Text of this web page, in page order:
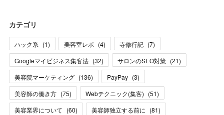
カテゴリ
ハック系 (1) 美容室レポ (4) 寺修行記 (7)
Googleマイビジネス集客法 (32) サロンのSEO対策 (21)
美容院マーケティング (136) PayPay (3)
美容師の働き方 (75) Webテクニック(集客) (51)
美容業界について (60) 美容師独立する前に (81)